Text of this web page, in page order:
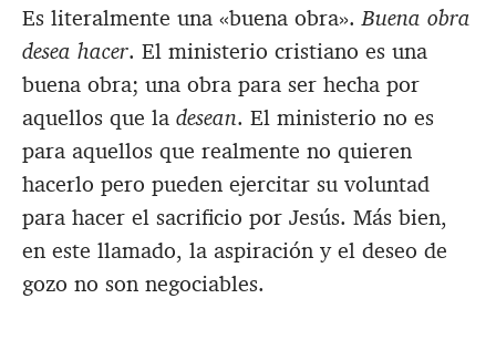
Es literalmente una «buena obra».Buena obra
desea hacer. El ministerio cristiano es una
buena obra; una obra para ser hecha por
aquellos que la desean. El ministerio no es
para aquellos que realmente no quieren
hacerlo pero pueden ejercitar su voluntad
para hacer el sacrificio por Jesús. Más bien,
en este llamado, la aspiración y el deseo de
gozo no son negociables.